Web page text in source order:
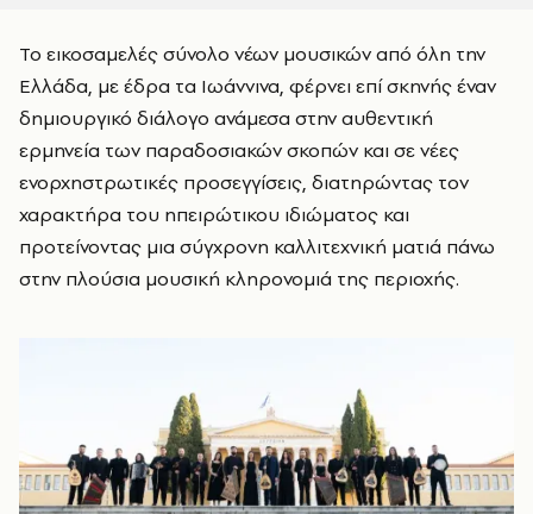
Το εικοσαμελές σύνολο νέων μουσικών από όλη την
Ελλάδα, με έδρα τα Ιωάννινα, φέρνει επί σκηνής έναν
δημιουργικό διάλογο ανάμεσα στην αυθεντική
ερμηνεία των παραδοσιακών σκοπών και σε νέες
ενορχηστρωτικές προσεγγίσεις, διατηρώντας τον
χαρακτήρα του ηπειρώτικου ιδιώματος και
προτείνοντας μια σύγχρονη καλλιτεχνική ματιά πάνω
στην πλούσια μουσική κληρονομιά της περιοχής.